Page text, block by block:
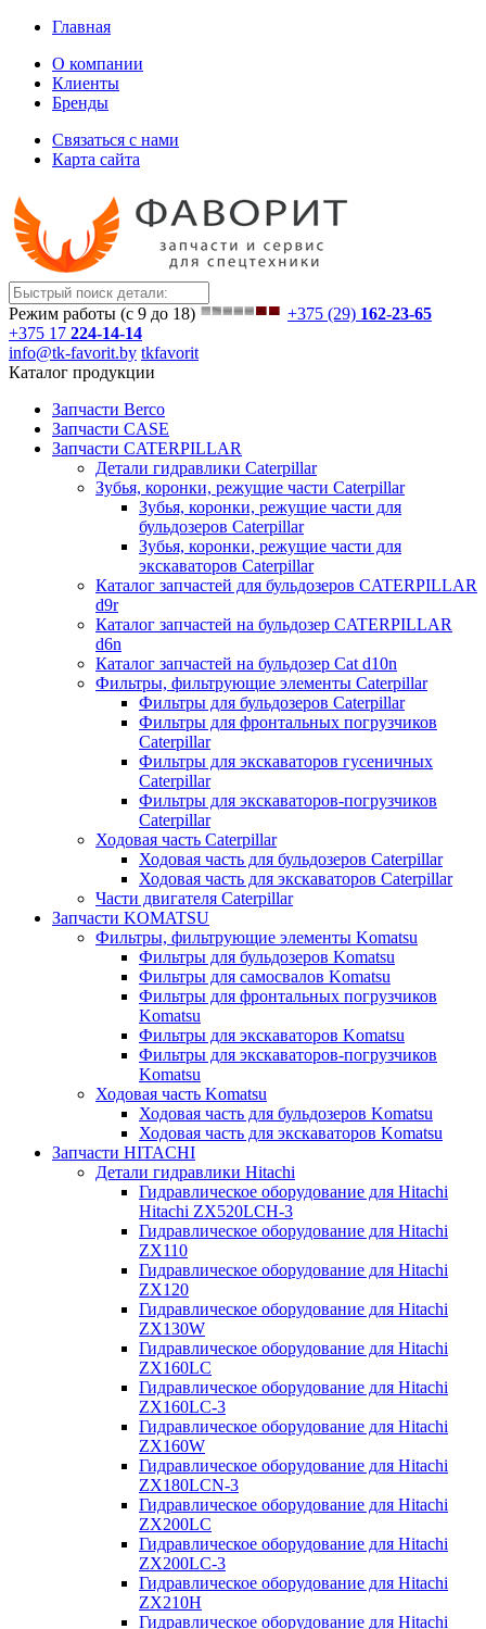
Главная
О компании
Клиенты
Бренды
Связаться с нами
Карта сайта
Режим работы (с 9 до 18) +375 (29) 162-23-65
+375 17 224-14-14
info@tk-favorit.by tkfavorit
Каталог продукции
Запчасти Berco
Запчасти CASE
Запчасти CATERPILLAR
Детали гидравлики Caterpillar
Зубья, коронки, режущие части Caterpillar
Зубья, коронки, режущие части для
бульдозеров Caterpillar
Зубья, коронки, режущие части для
экскаваторов Caterpillar
Каталог запчастей для бульдозеров CATERPILLAR
d9r
Каталог запчастей на бульдозер CATERPILLAR
d6n
Каталог запчастей на бульдозер Сat d10n
Фильтры, фильтрующие элементы Caterpillar
Фильтры для бульдозеров Caterpillar
Фильтры для фронтальных погрузчиков
Caterpillar
Фильтры для экскаваторов гусеничных
Caterpillar
Фильтры для экскаваторов-погрузчиков
Caterpillar
Ходовая часть Caterpillar
Ходовая часть для бульдозеров Caterpillar
Ходовая часть для экскаваторов Caterpillar
Части двигателя Caterpillar
Запчасти KOMATSU
Фильтры, фильтрующие элементы Komatsu
Фильтры для бульдозеров Komatsu
Фильтры для самосвалов Komatsu
Фильтры для фронтальных погрузчиков
Komatsu
Фильтры для экскаваторов Komatsu
Фильтры для экскаваторов-погрузчиков
Komatsu
Ходовая часть Komatsu
Ходовая часть для бульдозеров Komatsu
Ходовая часть для экскаваторов Komatsu
Запчасти HITACHI
Детали гидравлики Hitachi
Гидравлическое оборудование для Hitachi
Hitachi ZX520LCH-3
Гидравлическое оборудование для Hitachi
ZX110
Гидравлическое оборудование для Hitachi
ZX120
Гидравлическое оборудование для Hitachi
ZX130W
Гидравлическое оборудование для Hitachi
ZX160LC
Гидравлическое оборудование для Hitachi
ZX160LC-3
Гидравлическое оборудование для Hitachi
ZX160W
Гидравлическое оборудование для Hitachi
ZX180LCN-3
Гидравлическое оборудование для Hitachi
ZX200LC
Гидравлическое оборудование для Hitachi
ZX200LC-3
Гидравлическое оборудование для Hitachi
ZX210H
Гидравлическое оборудование для Hitachi